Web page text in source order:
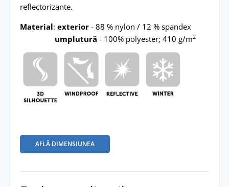
reflectorizante.
Material: exterior- 88 % nylon / 12 % spandex
umplutură - 100% polyester; 410 g/m2
AFLĂ DIMENSIUNEA